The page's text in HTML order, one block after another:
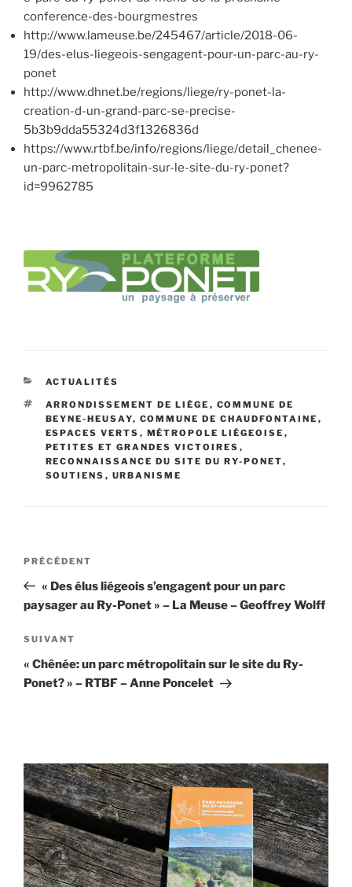
conference-des-bourgmestres
http://www.lameuse.be/245467/article/2018-06-
19/des-elus-liegeois-sengagent-pour-un-parc-au-ry-
ponet
http://www.dhnet.be/regions/liege/ry-ponet-la-
creation-d-un-grand-parc-se-precise-
5b3b9dda55324d3f1326836d
https://www.rtbf.be/info/regions/liege/detail_chenee-
un-parc-metropolitain-sur-le-site-du-ry-ponet?
id=9962785
CATÉGORIES
ACTUALITÉS
ÉTIQUETTES
ARRONDISSEMENT DE LIÈGE , COMMUNE DE
BEYNE-HEUSAY, COMMUNE DE CHAUDFONTAINE ,
ESPACES VERTS , MÉTROPOLE LIÉGEOISE ,
PETITES ET GRANDES VICTOIRES ,
RECONNAISSANCE DU SITE DU RY-PONET,
SOUTIENS , URBANISME
Navigation
l’article
Article
précédent
PRÉCÉDENT
« Des élus liégeois s’engagent pour un parc
paysager au Ry-Ponet » – La Meuse – Geoffrey Wolff
Article
suivant
SUIVANT
« Chênée: un parc métropolitain sur le site du Ry-
Ponet? » – RTBF – Anne Poncelet